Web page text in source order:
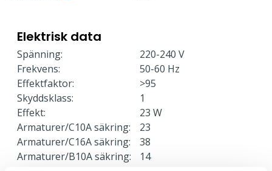
Elektrisk data
Spänning:
220-240 V
Frekvens:
50-60 Hz
Effektfaktor:
>95
Skyddsklass:
1
Effekt:
23 W
Armaturer/C10A säkring:
23
Armaturer/C16A säkring:
38
Armaturer/B10A säkring:
14